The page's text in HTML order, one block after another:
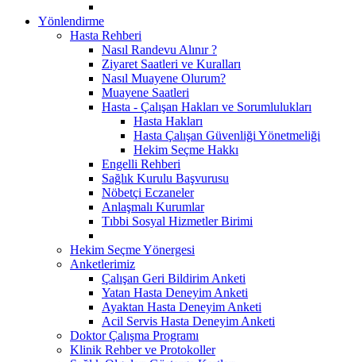
Yönlendirme
Hasta Rehberi
Nasıl Randevu Alınır ?
Ziyaret Saatleri ve Kuralları
Nasıl Muayene Olurum?
Muayene Saatleri
Hasta - Çalışan Hakları ve Sorumlulukları
Hasta Hakları
Hasta Çalışan Güvenliği Yönetmeliği
Hekim Seçme Hakkı
Engelli Rehberi
Sağlık Kurulu Başvurusu
Nöbetçi Eczaneler
Anlaşmalı Kurumlar
Tıbbi Sosyal Hizmetler Birimi
Hekim Seçme Yönergesi
Anketlerimiz
Çalışan Geri Bildirim Anketi
Yatan Hasta Deneyim Anketi
Ayaktan Hasta Deneyim Anketi
Acil Servis Hasta Deneyim Anketi
Doktor Çalışma Programı
Klinik Rehber ve Protokoller